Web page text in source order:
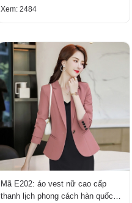
Xem: 2484
Mã E202: áo vest nữ cao cấp
thanh lịch phong cách hàn quốc